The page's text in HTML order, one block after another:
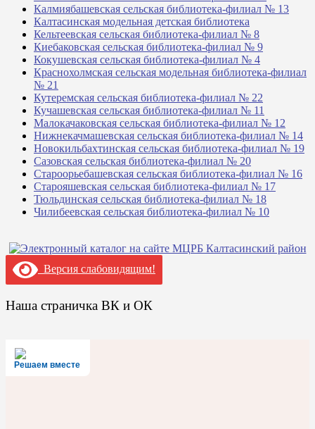
Калмиябашевская сельская библиотека-филиал № 13
Калтасинская модельная детская библиотека
Кельтеевская сельская библиотека-филиал № 8
Киебаковская сельская библиотека-филиал № 9
Кокушевская сельская библиотека-филиал № 4
Краснохолмская сельская модельная библиотека-филиал
№ 21
Кутеремская сельская библиотека-филиал № 22
Кучашевская сельская библиотека-филиал № 11
Малокачаковская сельская библиотека-филиал № 12
Нижнекачмашевская сельская библиотека-филиал № 14
Новокильбахтинская сельская библиотека-филиал № 19
Сазовская сельская библиотека-филиал № 20
Староорьебашевская сельская библиотека-филиал № 16
Старояшевская сельская библиотека-филиал № 17
Тюльдинская сельская библиотека-филиал № 18
Чилибеевская сельская библиотека-филиал № 10
Версия слабовидящим!
Наша страничка ВК и ОК
Решаем вместе